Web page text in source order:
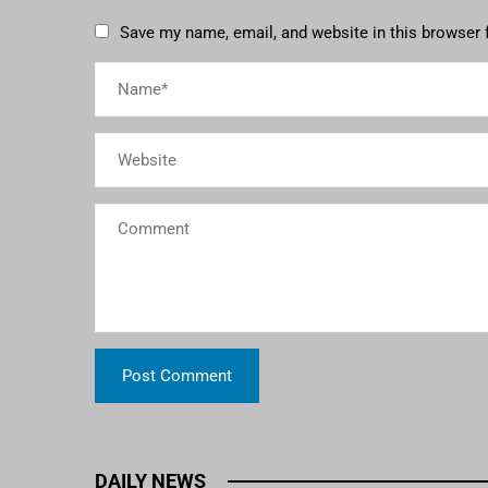
Save my name, email, and website in this
DAILY NEWS